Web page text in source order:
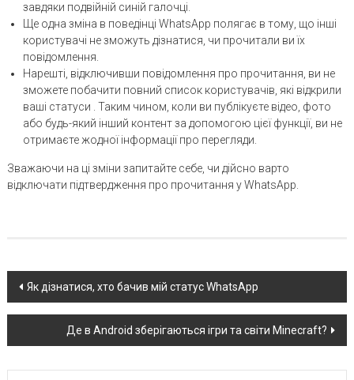
завдяки подвійній синій галочці.
Ще одна зміна в поведінці WhatsApp полягає в тому, що інші
користувачі не зможуть дізнатися, чи прочитали ви їх
повідомлення.
Нарешті, відключивши повідомлення про прочитання, ви не
зможете побачити повний список користувачів, які відкрили
ваші статуси . Таким чином, коли ви публікуєте відео, фото
або будь-який інший контент за допомогою цієї функції, ви не
отримаєте жодної інформації про перегляди.
Зважаючи на ці зміни запитайте себе, чи дійсно варто
відключати підтвердження про прочитання у WhatsApp.
Post
navigation
Як дізнатися, хто бачив мій статус WhatsApp
Де в Android зберігаються ігри та світи Minecraft?